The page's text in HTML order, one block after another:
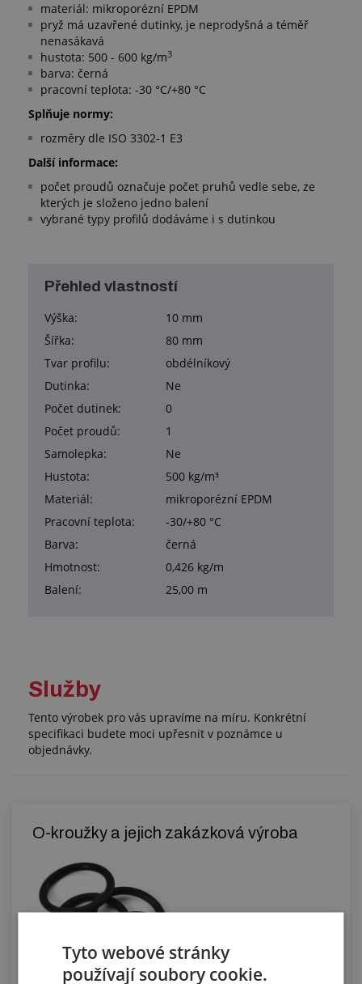
materiál: mikroporézní EPDM
pryž má uzavřené dutinky, je neprodyšná a téměř
nenasákavá
hustota: 500 - 600 kg/m3
barva: černá
pracovní teplota: -30 °C/+80 °C
Splňuje normy:
rozměry dle ISO 3302-1 E3
Další informace:
počet proudů označuje počet pruhů vedle sebe, ze
kterých je složeno jedno balení
vybrané typy profilů dodáváme i s dutinkou
Přehled vlastností
Výška:
10 mm
Šířka:
80 mm
Tvar profilu:
obdélníkový
Dutinka:
Ne
Počet dutinek:
0
Počet proudů:
1
Samolepka:
Ne
Hustota:
500 kg/m³
Materiál:
mikroporézní EPDM
Pracovní teplota:
-30/+80 °C
Barva:
černá
Hmotnost:
0,426 kg/m
Balení:
25,00 m
Služby
Tento výrobek pro vás upravíme na míru. Konkrétní
specifikaci budete moci upřesnit v poznámce u
objednávky.
O-kroužky a jejich zakázková výroba
Tyto webové stránky
používají soubory cookie.